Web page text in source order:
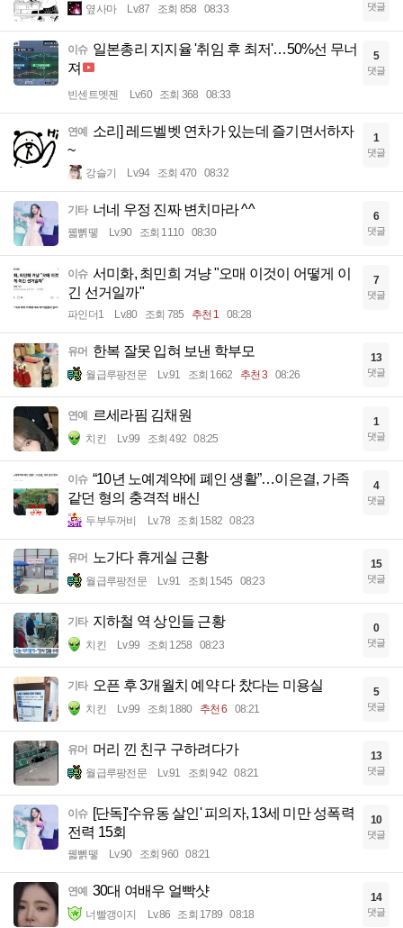
옆사마 Lv.87 조회 858 08:33 댓글
이슈 일본총리 지지율 '취임 후 최저'…50%선 무너
져
빈센트멧젠 Lv.60 조회 368 08:33
5
댓글
연예
소리] 레드벨벳 연차가 있는데 즐기면서하자
~
강슬기 Lv.94 조회 470 08:32
1
댓글
기타 너네 우정 진짜 변치마라 ^^
꿻뻵뗗 Lv.90 조회 1110 08:30
6
댓글
이슈 서미화, 최민희 겨냥 "오매 이것이 어떻게 이
긴 선거일까"
파인더1 Lv.80 조회 785 추천 1 08:28
7
댓글
유머 한복 잘못 입혀 보낸 학부모
월급루팡전문 Lv.91 조회 1662 추천 3 08:26
13
댓글
연예 르세라핌 김채원
치킨 Lv.99 조회 492 08:25
1
댓글
이슈 “10년 노예계약에 폐인 생활”…이은결, 가족
같던 형의 충격적 배신
두부두꺼비 Lv.78 조회 1582 08:23
4
댓글
유머 노가다 휴게실 근황
월급루팡전문 Lv.91 조회 1545 08:23
15
댓글
기타 지하철 역 상인들 근황
치킨 Lv.99 조회 1258 08:23
0
댓글
기타 오픈 후 3개월치 예약 다 찼다는 미용실
치킨 Lv.99 조회 1880 추천 6 08:21
5
댓글
유머 머리 낀 친구 구하려다가
월급루팡전문 Lv.91 조회 942 08:21
13
댓글
이슈 [단독]'수유동 살인' 피의자, 13세 미만 성폭력
전력 15회
꿻뻵뗗 Lv.90 조회 960 08:21
10
댓글
연예 30대 여배우 얼빡샷
너빨갱이지 Lv.86 조회 1789 08:18
14
댓글